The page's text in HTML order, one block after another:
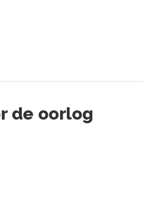
de oorlog